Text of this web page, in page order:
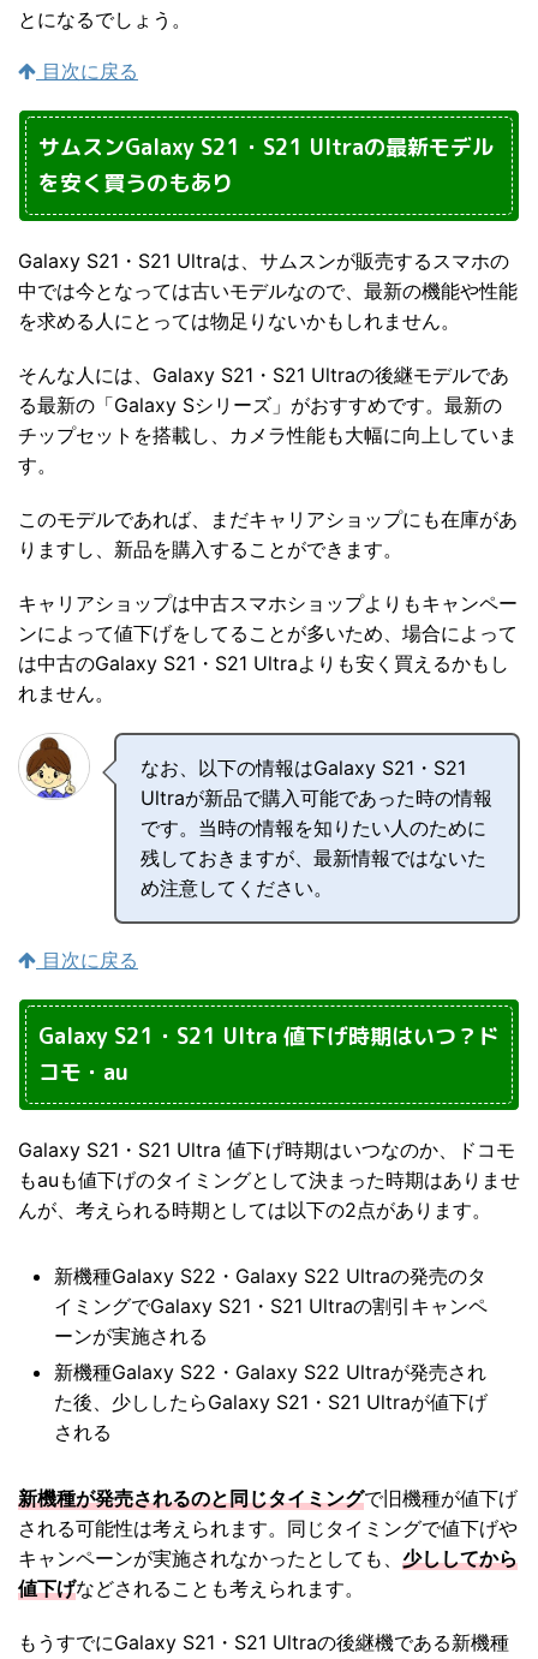
とになるでしょう。
目次に戻る
サムスンGalaxy S21・S21 Ultraの最新モデル
を安く買うのもあり
Galaxy S21・S21 Ultraは、サムスンが販売するスマホの
中では今となっては古いモデルなので、最新の機能や性能
を求める人にとっては物足りないかもしれません。
そんな人には、Galaxy S21・S21 Ultraの後継モデルであ
る最新の「Galaxy Sシリーズ」がおすすめです。最新の
チップセットを搭載し、カメラ性能も大幅に向上していま
す。
このモデルであれば、まだキャリアショップにも在庫があ
りますし、新品を購入することができます。
キャリアショップは中古スマホショップよりもキャンペー
ンによって値下げをしてることが多いため、場合によって
は中古のGalaxy S21・S21 Ultraよりも安く買えるかもし
れません。
なお、以下の情報はGalaxy S21・S21
Ultraが新品で購入可能であった時の情報
です。当時の情報を知りたい人のために
残しておきますが、最新情報ではないた
め注意してください。
目次に戻る
Galaxy S21・S21 Ultra 値下げ時期はいつ？ド
コモ・au
Galaxy S21・S21 Ultra 値下げ時期はいつなのか、ドコモ
もauも値下げのタイミングとして決まった時期はありませ
んが、考えられる時期としては以下の2点があります。
新機種Galaxy S22・Galaxy S22 Ultraの発売のタ
イミングでGalaxy S21・S21 Ultraの割引キャンペ
ーンが実施される
新機種Galaxy S22・Galaxy S22 Ultraが発売され
た後、少ししたらGalaxy S21・S21 Ultraが値下げ
される
新機種が発売されるのと同じタイミングで旧機種が値下げ
される可能性は考えられます。同じタイミングで値下げや
キャンペーンが実施されなかったとしても、 少ししてから
値下げなどされることも考えられます。
もうすでにGalaxy S21・S21 Ultraの後継機である新機種